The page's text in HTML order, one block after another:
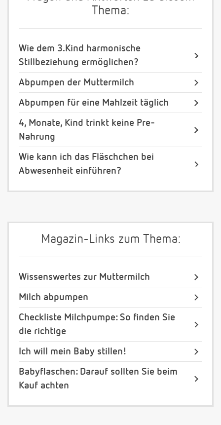
Thema:
Wie dem 3.Kind harmonische
Stillbeziehung ermöglichen?
Abpumpen der Muttermilch
Abpumpen für eine Mahlzeit täglich
4, Monate, Kind trinkt keine Pre-
Nahrung
Wie kann ich das Fläschchen bei
Abwesenheit einführen?
Magazin-Links zum Thema:
Wissenswertes zur Muttermilch
Milch abpumpen
Checkliste Milchpumpe: So finden Sie
die richtige
Ich will mein Baby stillen!
Babyflaschen: Darauf sollten Sie beim
Kauf achten